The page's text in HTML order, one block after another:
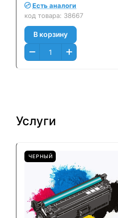
Есть аналоги
код товара: 38667
В корзину
Услуги
ЧЕРНЫЙ